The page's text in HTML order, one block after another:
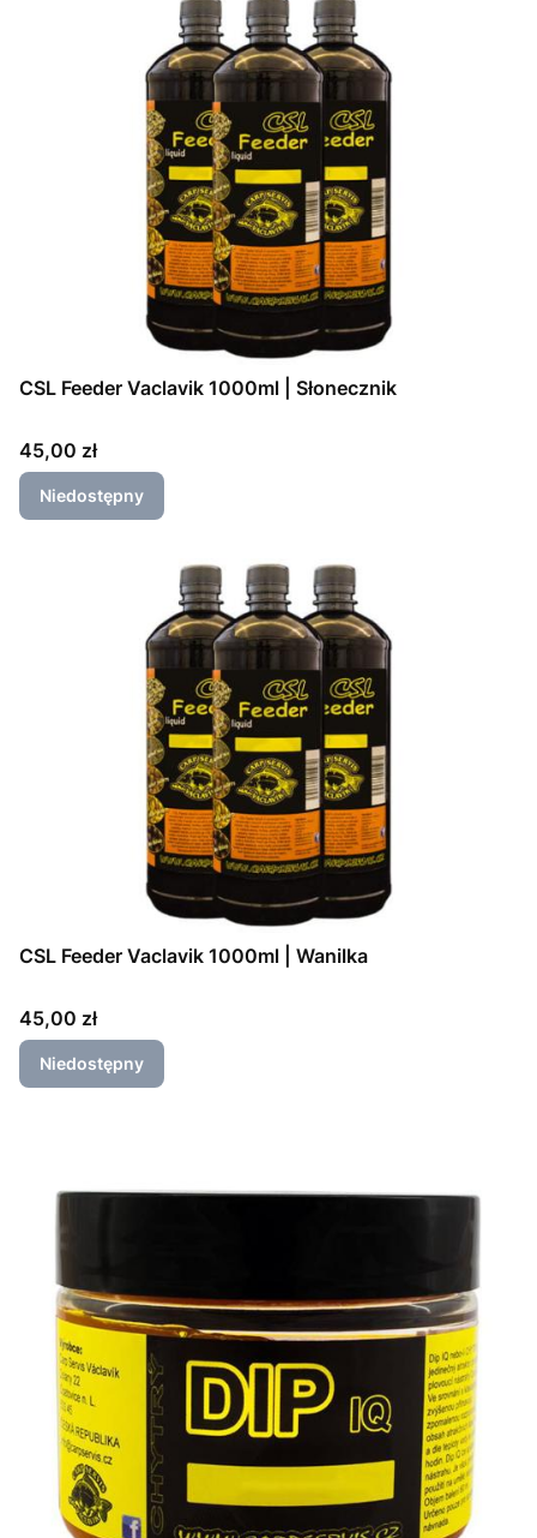
CSL Feeder Vaclavik 1000ml | Słonecznik
Cena
45,00 zł
Niedostępny
CSL Feeder Vaclavik 1000ml | Wanilka
Cena
45,00 zł
Niedostępny